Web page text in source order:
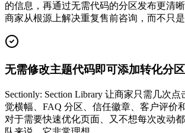
的信息，再通过无需代码的分区发布更清
商家从根源上解决重复售前咨询，而不只是
无需修改主题代码即可添加转化分区
Sectionly: Section Library 让商家只需几次
觉横幅、FAQ 分区、信任徽章、客户评价
对于需要快速优化页面、又不想每次改动